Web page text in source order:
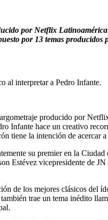
por Netflix Latinoamérica
por 13 temas producidos
al interpretar a Pedro Infante.
producido por
Infante hace un creativo
tiene la intención de acercar
su premier en la
Estévez vicepresidente de
de los mejores clásicos del
trae un tema inédito